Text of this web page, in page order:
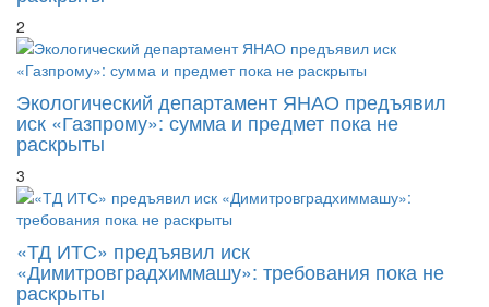
2
Экологический департамент ЯНАО предъявил
иск «Газпрому»: сумма и предмет пока не
раскрыты
3
«ТД ИТС» предъявил иск
«Димитровградхиммашу»: требования пока не
раскрыты